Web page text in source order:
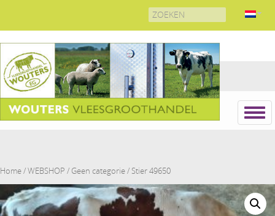
Search
for:
Home/WEBSHOP / Geen categorie/ Stier 49650